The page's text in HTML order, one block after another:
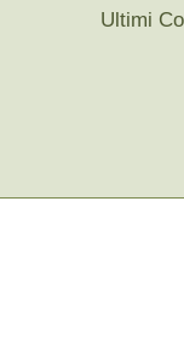
Ultimi